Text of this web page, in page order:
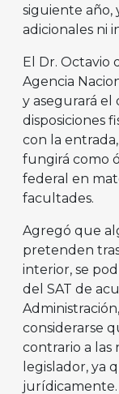
siguiente año,
adicionales ni
El Dr. Octavio
Agencia
y asegurará
disposiciones
con la
fungirá como
federal en
facultades.
Agregó que
pretenden
interior, se
del SAT de
considerarse
contrario a las
legislador, ya
jurídicamente.